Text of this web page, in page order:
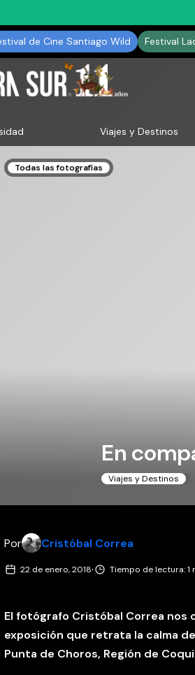
de Cine Santiago Wild Festival
Viajes y Destinos
Todas las fotografías
En
Viajes y Destinos
Por Cristóbal Correa
22 de enero, 2018· Tiempo de lectura: 1
El fotógrafo Cristóbal Correa nos
exposición que retrata la calma
Punta de Choros, Región de